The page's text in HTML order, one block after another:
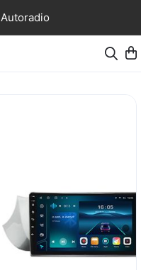
شري ونتا مرتاح مع Autoradio